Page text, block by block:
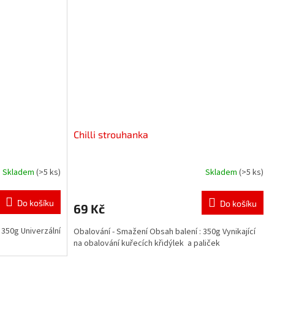
Skladem(>5 ks)
Do košíku
Univerzální
Chilli strouhanka
Skladem (>5 ks)
69 Kč Do košíku
Obalování - Smažení Obsah balení : 350g Vynikající
na obalování kuřecích křidýlek a paliček